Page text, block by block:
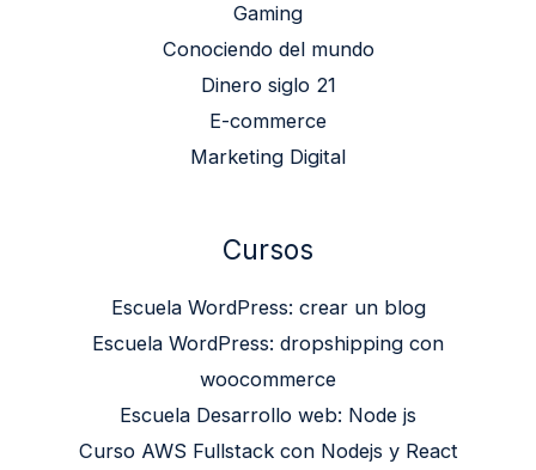
Gaming
Conociendo del mundo
Dinero siglo 21
E-commerce
Marketing Digital
Cursos
Escuela WordPress: crear un blog
Escuela WordPress: dropshipping con
woocommerce
Escuela Desarrollo web: Node js
Curso AWS Fullstack con Nodejs y React